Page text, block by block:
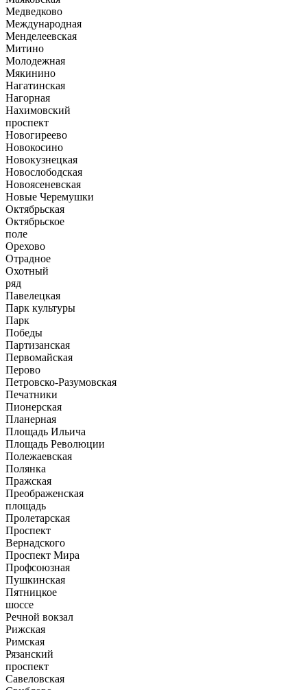
Медведково
Международная
Менделеевская
Митино
Молодежная
Мякинино
Нагатинская
Нагорная
Нахимовский
проспект
Новогиреево
Новокосино
Новокузнецкая
Новослободская
Новоясеневская
Новые Черемушки
Октябрьская
Октябрьское
поле
Орехово
Отрадное
Охотный
ряд
Павелецкая
Парк культуры
Парк
Победы
Партизанская
Первомайская
Перово
Петровско-Разумовская
Печатники
Пионерская
Планерная
Площадь Ильича
Площадь Революции
Полежаевская
Полянка
Пражская
Преображенская
площадь
Пролетарская
Проспект
Вернадского
Проспект Мира
Профсоюзная
Пушкинская
Пятницкое
шоссе
Речной вокзал
Рижская
Римская
Рязанский
проспект
Савеловская